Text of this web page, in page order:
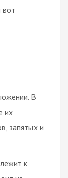
вот
В
их
запятых и
к